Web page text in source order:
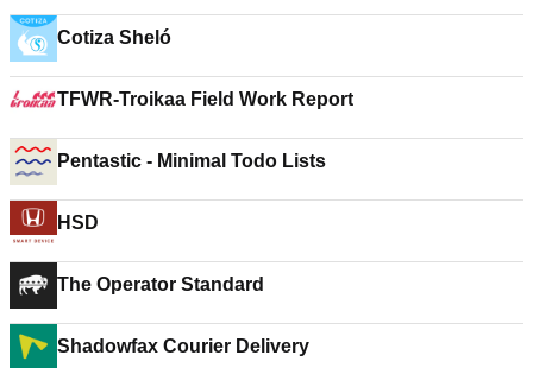
Cotiza Sheló
TFWR-Troikaa Field Work Report
Pentastic - Minimal Todo Lists
HSD
The Operator Standard
Shadowfax Courier Delivery